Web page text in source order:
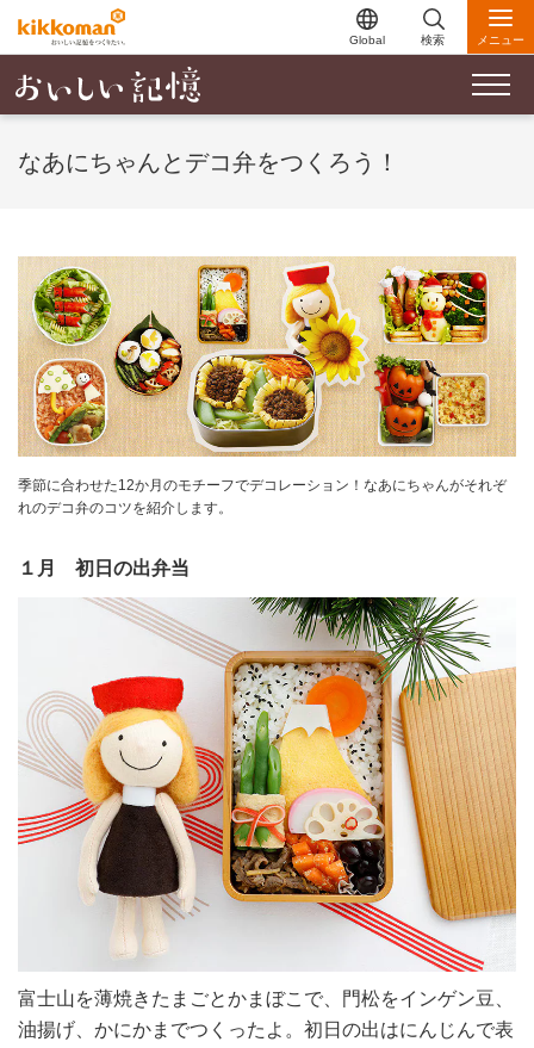
Global 検索 メニュー
なあにちゃんとデコ弁をつくろう！
季節に合わせた12か月のモチーフでデコレーション！なあにちゃんがそれぞ
れのデコ弁のコツを紹介します。
１月 初日の出弁当
富士山を薄焼きたまごとかまぼこで、門松をインゲン豆、
油揚げ、かにかまでつくったよ。初日の出はにんじんで表